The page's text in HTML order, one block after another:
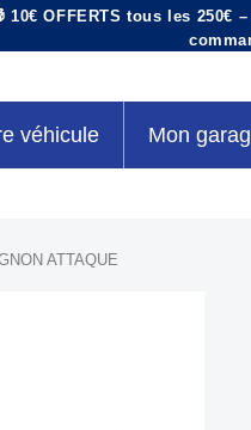
10€ OFFERTS tous les
véhicule Mon
ATTAQUE